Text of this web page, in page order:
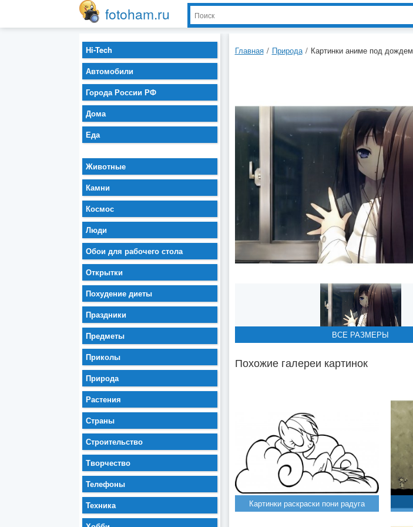
fotoham.ru
Главная / Природа / Картинки аниме под дождем
ВСЕ РАЗМЕРЫ
Похожие галереи картинок
Картинки раскраски пони радуга
Hi-Tech
Автомобили
Города России РФ
Дома
Еда
Животные
Камни
Космос
Люди
Обои для рабочего стола
Открытки
Похудение диеты
Праздники
Предметы
Приколы
Природа
Растения
Страны
Строительство
Творчество
Телефоны
Техника